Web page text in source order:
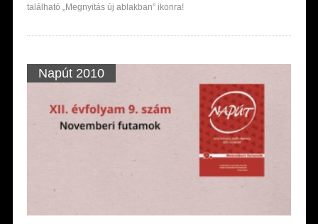
található „Megnyitás új ablakban” ikonra!
Napút 2010